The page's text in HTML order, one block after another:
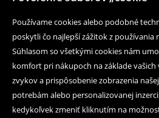
Používame cookies alebo podobné
poskytli čo najlepší zážitok z používania
Súhlasom so všetkými cookies nám
komfort pri nákupoch na základe
zvykov a prispôsobenie zobrazenia
potrebám alebo personalizovanej
kedykoľvek zmeniť kliknutím na